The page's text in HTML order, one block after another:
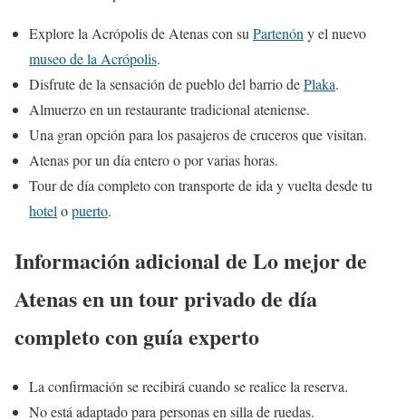
Explore la Acrópolis de Atenas con su Partenón y el nuevo
museo de la Acrópolis.
Disfrute de la sensación de pueblo del barrio dePlaka.
Almuerzo en un restaurante tradicional ateniense.
Una gran opción para los pasajeros de cruceros que visitan.
Atenas por un día entero o por varias horas.
Tour de día completo con transporte de ida y vuelta desde tu
hotel opuerto.
Información adicional de Lo mejor de
Atenas en un tour privado de día
completo con guía experto
La confirmación se recibirá cuando se realice la reserva.
No está adaptado para personas en silla de ruedas.